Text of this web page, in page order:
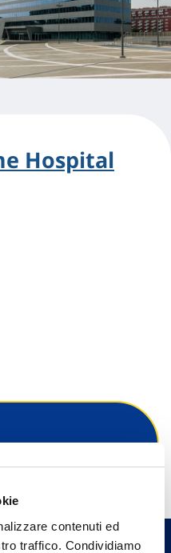
contenuti ed
traffico. Condividiamo
Hospital
a te e parla con